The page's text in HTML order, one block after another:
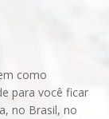
como
para você ficar
no Brasil, no